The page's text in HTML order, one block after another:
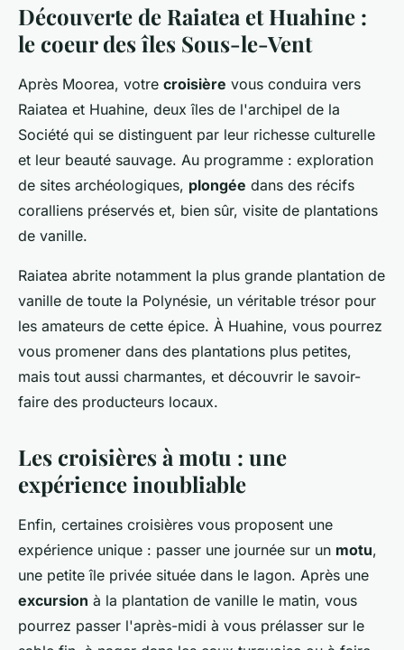
Découverte de Raiatea et Huahine :
le coeur des îles Sous-le-Vent
Après Moorea, votre croisière vous conduira vers
Raiatea et Huahine, deux îles de l'archipel de la
Société qui se distinguent par leur richesse culturelle
et leur beauté sauvage. Au programme : exploration
de sites archéologiques, plongée dans des récifs
coralliens préservés et, bien sûr, visite de plantations
de vanille.
Raiatea abrite notamment la plus grande plantation de
vanille de toute la Polynésie, un véritable trésor pour
les amateurs de cette épice. À Huahine, vous pourrez
vous promener dans des plantations plus petites,
mais tout aussi charmantes, et découvrir le savoir-
faire des producteurs locaux.
Les croisières à motu : une
expérience inoubliable
Enfin, certaines croisières vous proposent une
expérience unique : passer une journée sur un motu,
une petite île privée située dans le lagon. Après une
excursion à la plantation de vanille le matin, vous
pourrez passer l'après-midi à vous prélasser sur le